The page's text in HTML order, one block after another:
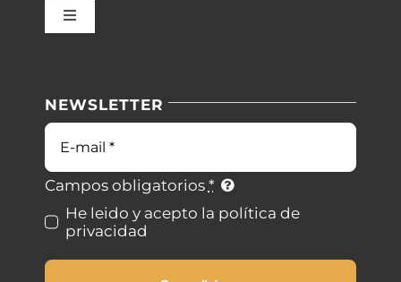
Blog
Contacto
Toggle
Condiciones de uso
Ley de cookies
Desistimiento
NEWSLETTER
Correo
electrónico
Campos obligatorios *
He leido y acepto la política de
privacidad